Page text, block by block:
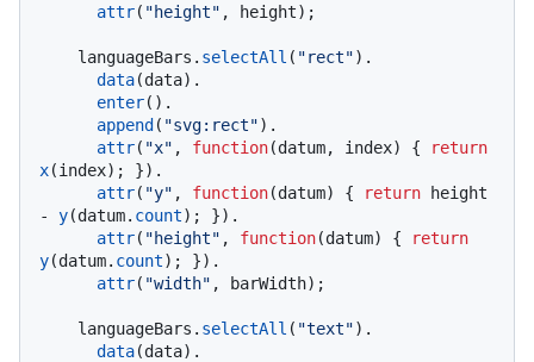
attr( "height" , height);
    languageBars.
selectAll ( "rect").
data(data).
enter().
append( "svg:rect").
attr( "x" , function(datum, index) {
return
x(index); }).
attr( "y" , function(datum) { return height
- y(datum. count); }).
attr( "height" , function(datum) {
return
y(datum. count); }).
attr( "width" , barWidth);
    languageBars.
selectAll ( "text").
data(data).